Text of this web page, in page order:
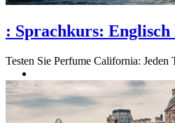
: Sprachkurs: Englisch
Testen Sie Perfume California: